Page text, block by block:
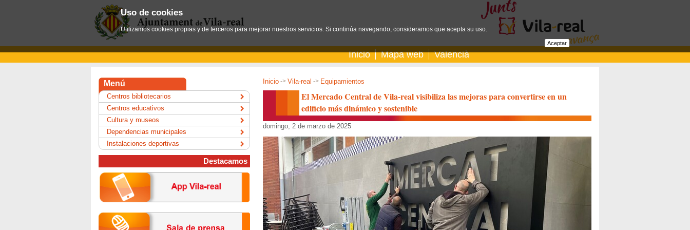
Inicio Mapa web Valencià
Inicio -> Vila-real -> Equipamientos
El Mercado Central de Vila-real visibiliza las mejoras para convertirse en un
edificio más dinámico y sostenible
domingo, 2 de marzo de 2025
Menú
Centros bibliotecarios
Centros educativos
Cultura y museos
Dependencias municipales
Instalaciones deportivas
Destacamos
Uso de cookies
Utilizamos cookies propias y de terceros para mejorar nuestros servicios. Si continúa navegando, consideramos que acepta su uso.
Aceptar